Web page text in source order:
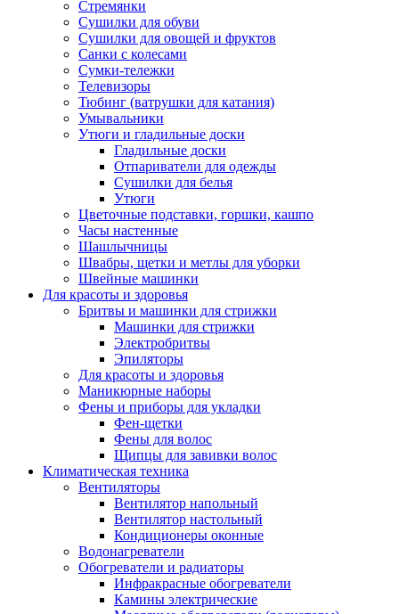
Стремянки
Сушилки для обуви
Сушилки для овощей и фруктов
Санки с колесами
Сумки-тележки
Телевизоры
Тюбинг (ватрушки для катания)
Умывальники
Утюги и гладильные доски
Гладильные доски
Отпариватели для одежды
Сушилки для белья
Утюги
Цветочные подставки, горшки, кашпо
Часы настенные
Шашлычницы
Швабры, щетки и метлы для уборки
Швейные машинки
Для красоты и здоровья
Бритвы и машинки для стрижки
Машинки для стрижки
Электробритвы
Эпиляторы
Для красоты и здоровья
Маникюрные наборы
Фены и приборы для укладки
Фен-щетки
Фены для волос
Щипцы для завивки волос
Климатическая техника
Вентиляторы
Вентилятор напольный
Вентилятор настольный
Кондиционеры оконные
Водонагреватели
Обогреватели и радиаторы
Инфракрасные обогреватели
Камины электрические